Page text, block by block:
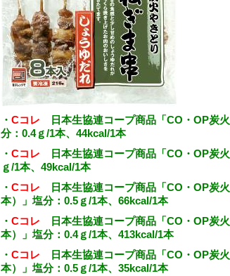
・ Cコレ 日本生協連コープ商品「CO・OP炭
分：0.4ｇ/1本、44kcal/1本
・ Cコレ 日本生協連コープ商品「CO・OP炭
ｇ/1本、49kcal/1本
・ Cコレ 日本生協連コープ商品「CO・OP炭
本）」塩分：0.5ｇ/1本、66kcal/1本
・ Cコレ 日本生協連コープ商品「CO・OP炭
本）」塩分：0.4ｇ/1本、413kcal/1本
・ Cコレ 日本生協連コープ商品「CO・OP炭
本）」塩分：0.5ｇ/1本、35kcal/1本